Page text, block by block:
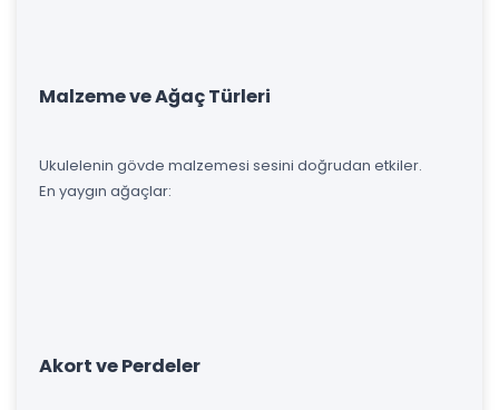
Malzeme ve Ağaç Türleri
Ukulelenin gövde malzemesi sesini doğrudan etkiler.
En yaygın ağaçlar:
Akort ve Perdeler